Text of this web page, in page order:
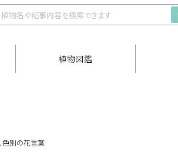
植物図鑑
色別の花言葉